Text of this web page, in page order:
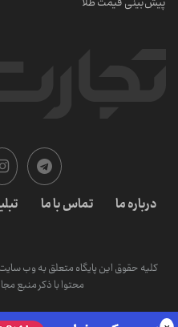
درباره ما تماس با ما
کلیه حقوق این پایگاه متعلق به وب
محتوا با ذکر منبع